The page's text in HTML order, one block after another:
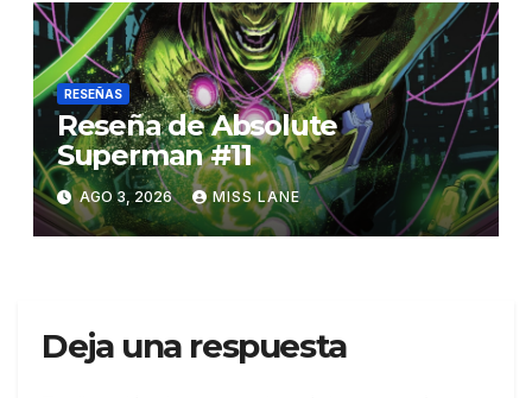
RESEÑAS
Reseña de Absolute
Superman #11
AGO 3, 2026 MISS LANE
Deja una respuesta